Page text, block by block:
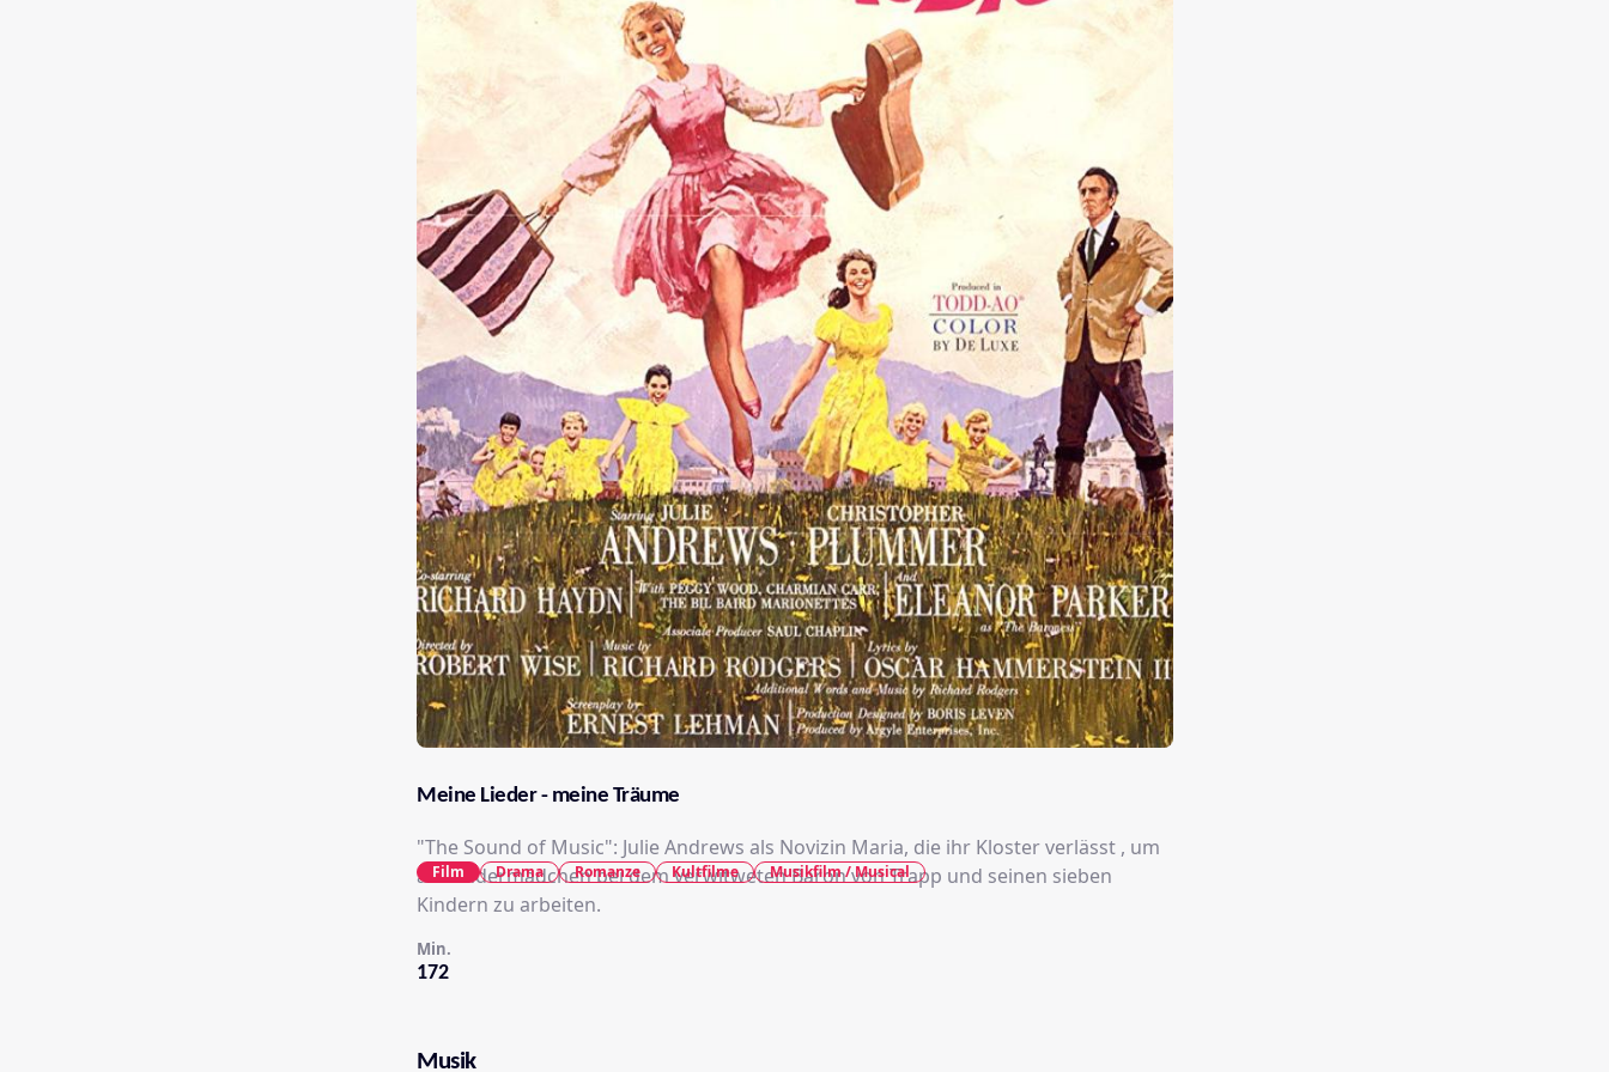
Meine Lieder - meine Träume
"The Sound of Music": Julie Andrews als Novizin Maria, die ihr Kloster verlässt , um
als Kindermädchen bei dem verwitweten Baron von Trapp und seinen sieben
Kindern zu arbeiten.
172
Min.
Film Drama Romanze Kultfilme Musikfilm / Musical
Musik